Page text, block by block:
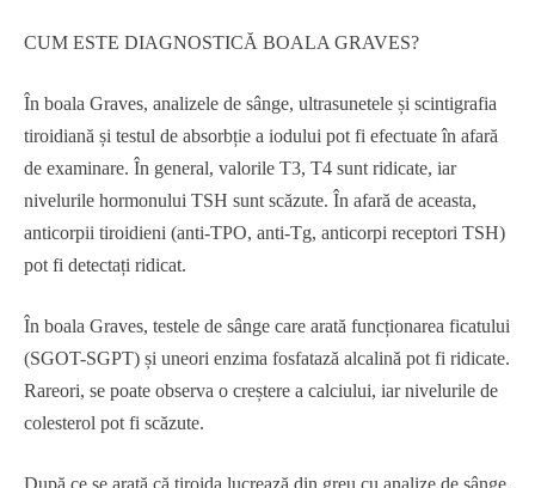
CUM ESTE DIAGNOSTICĂ BOALA GRAVES?
În boala Graves, analizele de sânge, ultrasunetele și scintigrafia
tiroidiană și testul de absorbție a iodului pot fi efectuate în afară
de examinare. În general, valorile T3, T4 sunt ridicate, iar
nivelurile hormonului TSH sunt scăzute. În afară de aceasta,
anticorpii tiroidieni (anti-TPO, anti-Tg, anticorpi receptori TSH)
pot fi detectați ridicat.
În boala Graves, testele de sânge care arată funcționarea ficatului
(SGOT-SGPT) și uneori enzima fosfatază alcalină pot fi ridicate.
Rareori, se poate observa o creștere a calciului, iar nivelurile de
colesterol pot fi scăzute.
După ce se arată că tiroida lucrează din greu cu analize de sânge,